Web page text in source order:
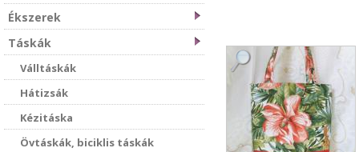
Ékszerek
Táskák
Válltáskák
Hátizsák
Kézitáska
Övtáskák, biciklis táskák